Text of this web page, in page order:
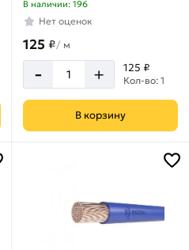
В наличии: 196
Нет оценок
125 ₽/ м
- + 125 ₽
Кол-во: 1
В корзину